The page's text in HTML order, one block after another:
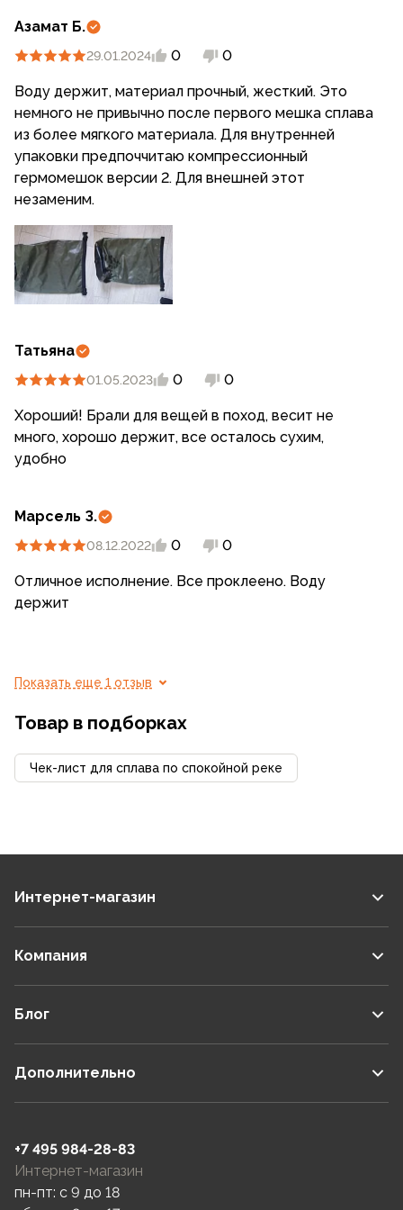
Азамат Б.
29.01.2024 0 0
Воду держит, материал прочный, жесткий. Это
немного не привычно после первого мешка сплава
из более мягкого материала. Для внутренней
упаковки предпоччитаю компрессионный
гермомешок версии 2. Для внешней этот
незаменим.
Татьяна
01.05.2023 0 0
Хороший! Брали для вещей в поход, весит не
много, хорошо держит, все осталось сухим,
удобно
Марсель З.
08.12.2022 0 0
Отличное исполнение. Все проклеено. Воду
держит
Показать еще 1 отзыв
Товар в подборках
Чек-лист для сплава по спокойной реке
Интернет-магазин
Компания
Блог
Дополнительно
+7 495 984-28-83
Интернет-магазин
пн-пт: c 9 до 18